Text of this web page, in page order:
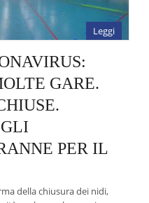
Leggi
GARE.
PER IL
della chiusura dei nidi,